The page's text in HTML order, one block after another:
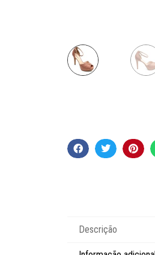
Descrição